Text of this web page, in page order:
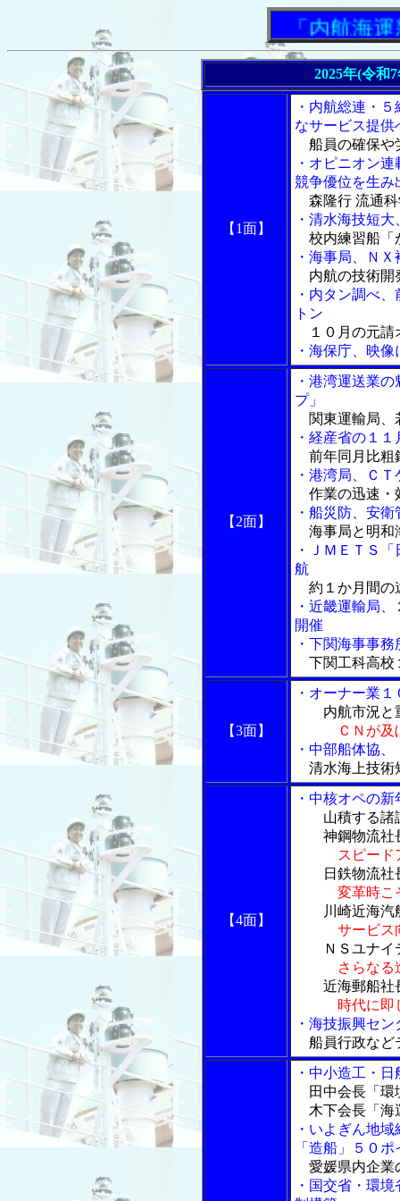
「内航海運新
2025年(令和
【1面】
・内航総連・
なサービス提供
船員の確保や
・オピニオン
競争優位を生み
森隆行 流通科
・清水海技短
校内練習船「
・海事局、Ｎ
内航の技術開
・内タン調べ
トン
１０月の元請
・海保庁、映
【2面】
・港湾運送業
プ」
関東運輸局、
・経産省の１
前年同月比粗
・港湾局、Ｃ
作業の迅速・
・船災防、安
海事局と明和
・ＪＭＥＴＳ
航
約１か月間の
・近畿運輸局
開催
・下関海事事
下関工科高校
【3面】
・オーナー業
内航市況と
ＣＮが
・中部船体協
清水海上技術
【4面】
・中核オペの
山積する諸
神鋼物流社
スピード
日鉄物流社
変革時こ
川崎近海汽
サービス
ＮＳユナイ
さらなる
近海郵船社
時代に即
・海技振興セ
船員行政など
・中小造工・
田中会長「環
木下会長「海
・いよぎん地
「造船」５０
愛媛県内企業
・国交省・環